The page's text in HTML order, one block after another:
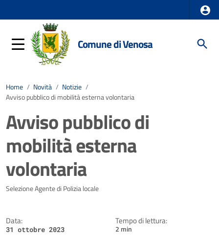
Comune di Venosa
Home / Novità / Notizie /
Avviso pubblico di mobilità esterna volontaria
Avviso pubblico di
mobilità esterna
volontaria
Dettagli della notizia
Selezione Agente di Polizia locale
Data:
31 ottobre 2023
Tempo di lettura:
2 min